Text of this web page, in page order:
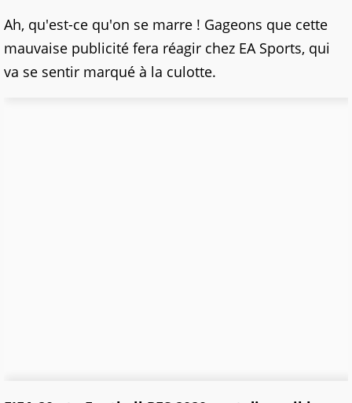
Ah, qu'est-ce qu'on se marre ! Gageons que cette
mauvaise publicité fera réagir chez EA Sports, qui
va se sentir marqué à la culotte.